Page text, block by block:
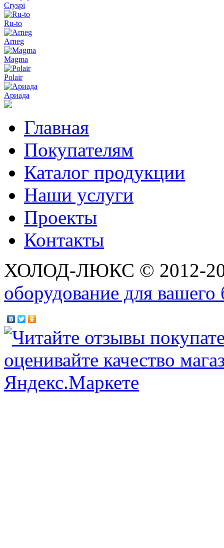
Cryspi
Ru-to
Arneg
Magma
Polair
Ариада
Главная
Покупателям
Каталог продукции
Наши услуги
Проекты
Контакты
ХОЛОД-ЛЮКС © 2012-
оборудование для вашего